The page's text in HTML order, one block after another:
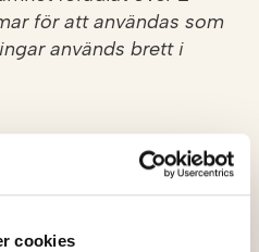
cookies
för att användas som
används brett i